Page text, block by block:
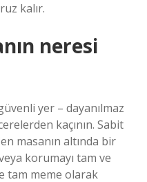
kalır.
neresi
yer – dayanılmaz
kaçının. Sabit
masanın altında bir
korumayı tam ve
tam meme olarak